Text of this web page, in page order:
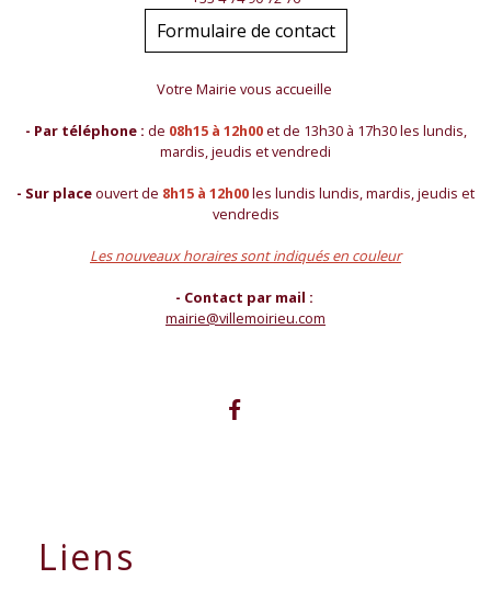
Formulaire de contact
Votre Mairie vous accueille
- Par téléphone : de 08h15 à 12h00et de 13h30 à 17h30 les lundis,
mardis, jeudis et vendredi
- Sur placeouvert de 8h15 à 12h00les lundis lundis, mardis, jeudis et
vendredis
Les nouveaux horaires sont indiqués en couleur
- Contact par mail :
mairie@villemoirieu.com
Liens